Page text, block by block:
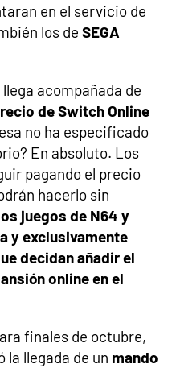
en el servicio de
los de SEGA
acompañada de
de Switch Online
no ha especificado
En absoluto. Los
pagando el precio
hacerlo sin
juegos de N64 y
y exclusivamente
decidan añadir el
online en el
finales de octubre,
llegada de un mando